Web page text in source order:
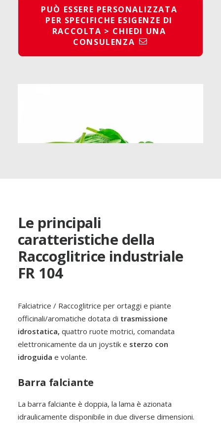
PUÒ ESSERE PERSONALIZZATA
PER SPECIFICHE ESIGENZE DI
RACCOLTA > CHIEDI UNA
CONSULENZA
ORTAGGI
Le principali
caratteristiche della
Raccoglitrice industriale
FR 104
Falciatrice / Raccoglitrice per ortaggi e piante
officinali/aromatiche dotata di trasmissione
idrostatica, quattro ruote motrici, comandata
elettronicamente da un joystik e sterzo con
idroguida e volante.
Barra falciante
La barra falciante è doppia, la lama è azionata
idraulicamente disponibile in due diverse dimensioni.